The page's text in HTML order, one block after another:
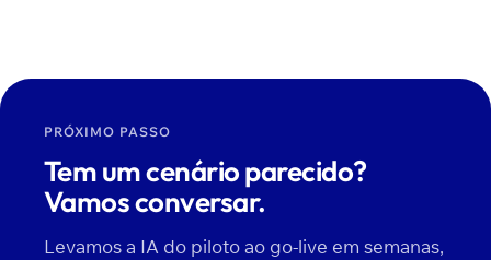
PRÓXIMO PASSO
Tem um cenário parecido?
Vamos conversar.
Levamos a IA do piloto ao go-live em semanas,